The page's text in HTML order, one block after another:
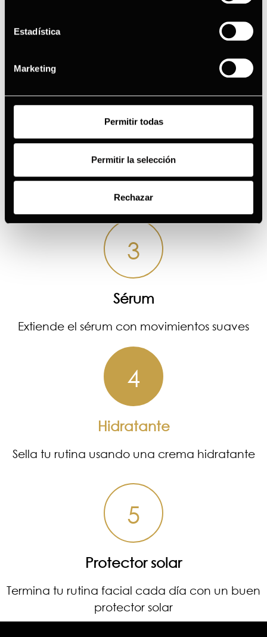
Estadística
Marketing
Permitir todas
Permitir la selección
Rechazar
2
Contorno
Aplica con pequeños toques el contorno de
ojo
3
Sérum
Extiende el sérum con movimientos suaves
4
Hidratante
Sella tu rutina usando una crema hidratante
5
Protector solar
Termina tu rutina facial cada día con un buen
protector solar